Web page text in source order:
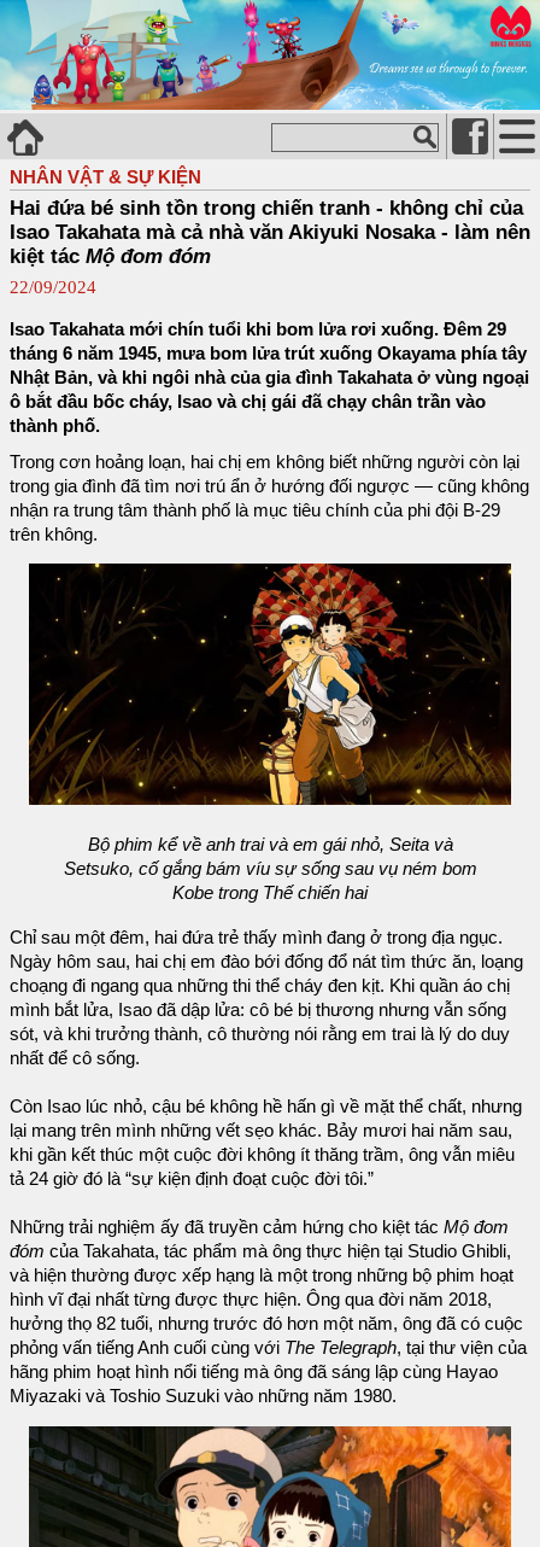
NHÂN VẬT & SỰ KIỆN
Hai đứa bé sinh tồn trong chiến tranh - không chỉ của
Isao Takahata mà cả nhà văn Akiyuki Nosaka - làm nên
kiệt tác Mộ đom đóm
22/09/2024
Isao Takahata mới chín tuổi khi bom lửa rơi xuống. Đêm 29
tháng 6 năm 1945, mưa bom lửa trút xuống Okayama phía tây
Nhật Bản, và khi ngôi nhà của gia đình Takahata ở vùng ngoại
ô bắt đầu bốc cháy, Isao và chị gái đã chạy chân trần vào
thành phố.
Trong cơn hoảng loạn, hai chị em không biết những người còn lại
trong gia đình đã tìm nơi trú ẩn ở hướng đối ngược — cũng không
nhận ra trung tâm thành phố là mục tiêu chính của phi đội B-29
trên không.
Bộ phim kể về anh trai và em gái nhỏ, Seita và
Setsuko, cố gắng bám víu sự sống sau vụ ném bom
Kobe trong Thế chiến hai
Chỉ sau một đêm, hai đứa trẻ thấy mình đang ở trong địa ngục.
Ngày hôm sau, hai chị em đào bới đống đổ nát tìm thức ăn, loạng
choạng đi ngang qua những thi thể cháy đen kịt. Khi quần áo chị
mình bắt lửa, Isao đã dập lửa: cô bé bị thương nhưng vẫn sống
sót, và khi trưởng thành, cô thường nói rằng em trai là lý do duy
nhất để cô sống.
Còn Isao lúc nhỏ, cậu bé không hề hấn gì về mặt thể chất, nhưng
lại mang trên mình những vết sẹo khác. Bảy mươi hai năm sau,
khi gần kết thúc một cuộc đời không ít thăng trầm, ông vẫn miêu
tả 24 giờ đó là “sự kiện định đoạt cuộc đời tôi.”
Những trải nghiệm ấy đã truyền cảm hứng cho kiệt tác Mộ đom
đóm của Takahata, tác phẩm mà ông thực hiện tại Studio Ghibli,
và hiện thường được xếp hạng là một trong những bộ phim hoạt
hình vĩ đại nhất từng được thực hiện. Ông qua đời năm 2018,
hưởng thọ 82 tuổi, nhưng trước đó hơn một năm, ông đã có cuộc
phỏng vấn tiếng Anh cuối cùng với The Telegraph, tại thư viện của
hãng phim hoạt hình nổi tiếng mà ông đã sáng lập cùng Hayao
Miyazaki và Toshio Suzuki vào những năm 1980.